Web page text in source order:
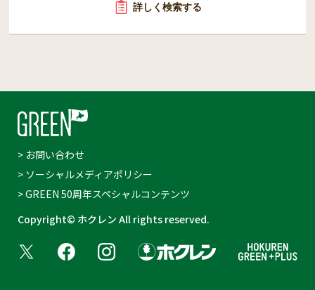
詳しく検索する
> お問い合わせ
> ソーシャルメディアポリシー
> GREEN 50周年スペシャルコンテンツ
Copyright© ホクレン All rights reserved.